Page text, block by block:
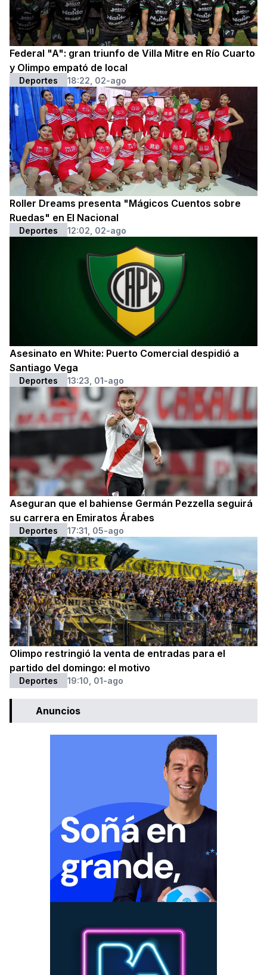
Federal "A": gran triunfo de Villa Mitre en Río Cuarto
y Olimpo empató de local
Deportes 18:22, 02-ago
Roller Dreams presenta "Mágicos Cuentos sobre
Ruedas" en El Nacional
Deportes 12:02, 02-ago
Asesinato en White: Puerto Comercial despidió a
Santiago Vega
Deportes 13:23, 01-ago
Aseguran que el bahiense Germán Pezzella seguirá
su carrera en Emiratos Árabes
Deportes 17:31, 05-ago
Olimpo restringió la venta de entradas para el
partido del domingo: el motivo
Deportes 19:10, 01-ago
Anuncios